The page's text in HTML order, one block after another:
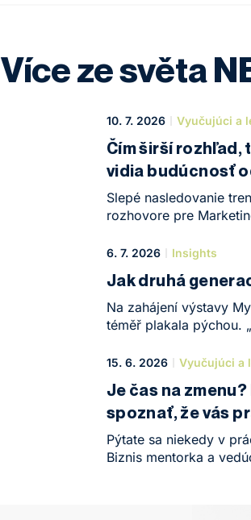
Více ze světa
10. 7. 2026 Vyučujúci a
Čím širší rozhľad,
vidia budúcnosť
Pastier
Slepé nasledovanie
rozhovore pre
a Michal Pastier
umelá inteligencia
zručnosti dnes
špičkových.
6. 7. 2026 Insights
Jak druhá
Na zahájení výstavy
téměř plakala pýchou.
vystihuje hlubokou
na pomezí dvou
s obrovským
způsobem, který bere
15. 6. 2026 Vyučujúci a
Je čas na
spoznať, že vás
Pýtate sa niekedy v
Biznis mentorka a